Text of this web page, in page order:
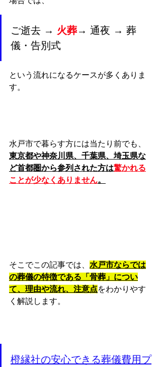
ご逝去 → 火葬→ 通夜 → 葬
儀・告別式
という流れになるケースが多くありま
す。
水戸市で暮らす方には当たり前でも、
東京都や神奈川県、千葉県、埼玉県な
ど首都圏から参列された方は驚かれる
ことが少なくありません。
そこでこの記事では、 水戸市ならでは
の葬儀の特徴である「骨葬」につい
て、理由や流れ、注意点をわかりやす
く解説します。
橙縁社の安心できる葬儀費用プ